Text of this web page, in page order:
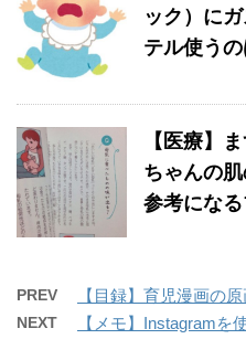
ック）に
テル使う
【医療】
ちゃんの
参考にな
PREV 【目録】育児漫画の
NEXT
【メモ】Instagramを